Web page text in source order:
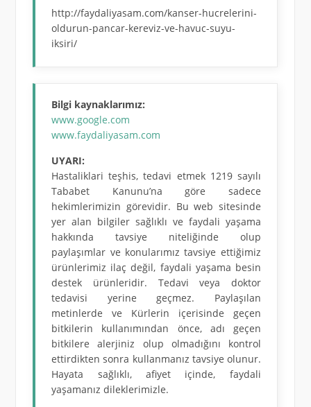
http://faydaliyasam.com/kanser-hucrelerini-
oldurun-pancar-kereviz-ve-havuc-suyu-
iksiri/
Bilgi kaynaklarımız:
www.google.com
www.faydaliyasam.com
UYARI:
Hastaliklari teşhis, tedavi etmek 1219 sayılı
Tababet Kanunu’na göre sadece
hekimlerimizin görevidir. Bu web sitesinde
yer alan bilgiler sağlıklı ve faydali yaşama
hakkında tavsiye niteliğinde olup
paylaşımlar ve konularımız tavsiye ettiğimiz
ürünlerimiz ilaç değil, faydali yaşama besin
destek ürünleridir. Tedavi veya doktor
tedavisi yerine geçmez. Paylaşılan
metinlerde ve Kürlerin içerisinde geçen
bitkilerin kullanımından önce, adı geçen
bitkilere alerjiniz olup olmadığını kontrol
ettirdikten sonra kullanmanız tavsiye olunur.
Hayata sağlıklı, afiyet içinde, faydali
yaşamanız dileklerimizle.